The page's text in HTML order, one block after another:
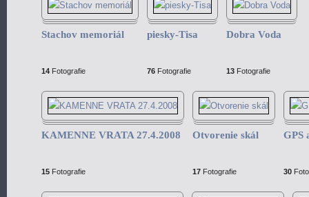
Stachov memoriál
14 Fotografie
piesky-Tisa
76 Fotografie
Dobra Voda
13 Fotografie
KAMENNE VRATA 27.4.2008
15 Fotografie
Otvorenie skál
17 Fotografie
GPS
30